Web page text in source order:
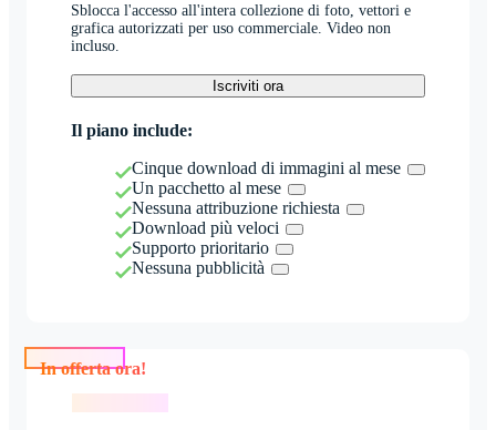
Sblocca l'accesso all'intera collezione di foto, vettori e
grafica autorizzati per uso commerciale. Video non
incluso.
Iscriviti ora
Il piano include:
Cinque download di immagini al mese
Un pacchetto al mese
Nessuna attribuzione richiesta
Download più veloci
Supporto prioritario
Nessuna pubblicità